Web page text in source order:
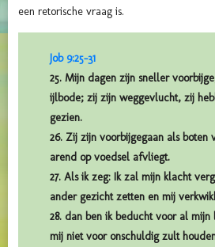
een retorische vraag is.
Job 9:25-31
25. Mijn dagen zijn sneller
ijlbode; zij zijn weggevlucht, zij
gezien.
26. Zij zijn voorbijgegaan als boten
arend op voedsel afvliegt.
27. Als ik zeg: Ik zal mijn klacht
ander gezicht zetten en mij
28. dan ben ik beducht voor al
mij niet voor onschuldig zult